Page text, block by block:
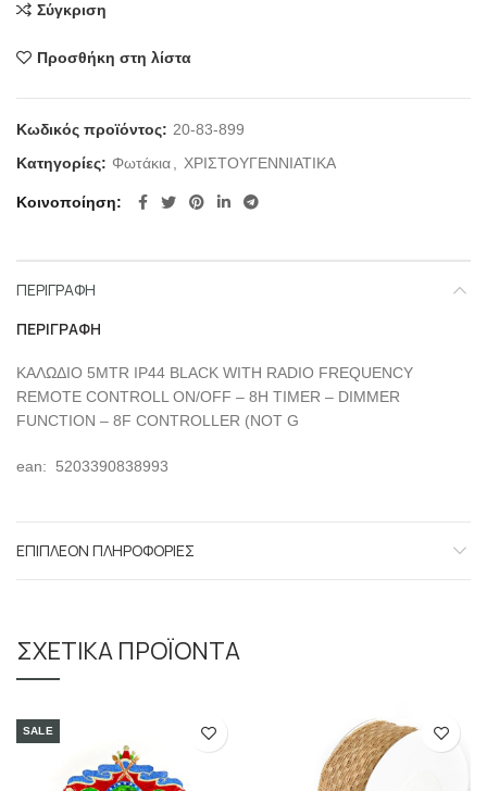
Σύγκριση
Προσθήκη στη λίστα
Κωδικός προϊόντος: 20-83-899
Κατηγορίες: Φωτάκια ΧΡΙΣΤΟΥΓΕΝΝΙΑΤΙΚΑ
Κοινοποίηση
ΠΕΡΙΓΡΑΦΉ
ΠΕΡΙΓΡΑΦΉ
ΚΑΛΩΔΙΟ 5MTR IP44 BLACK WITH RADIO FREQUENCY
REMOTE CONTROLL ON/OFF – 8H TIMER – DIMMER
FUNCTION – 8F CONTROLLER (NOT G
ean: 5203390838993
ΕΠΙΠΛΈΟΝ ΠΛΗΡΟΦΟΡΊΕΣ
ΣΧΕΤΙΚΆ ΠΡΟΪΌΝΤΑ
SALE